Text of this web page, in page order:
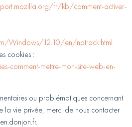
fr/kb/comment-activer-
Windows/12.10/en/notrack.html
cookies :
comment-mettre-mon-site-web-en-
ou problématiques concernant
la vie privée, merci de nous contacter